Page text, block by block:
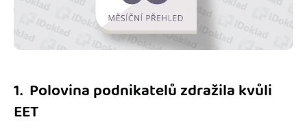
1. Polovina podnikatelů zdražila kvůli
EET